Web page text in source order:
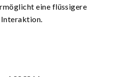
eine flüssigere
Interaktion.